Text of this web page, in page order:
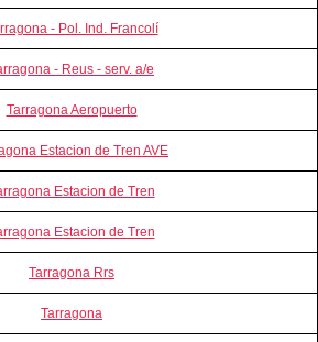
- Pol. Ind. Francolí
- Reus - serv. a/e
Tarragona Aeropuerto
Estacion de Tren AVE
Estacion de Tren
Estacion de Tren
Tarragona Rrs
Tarragona